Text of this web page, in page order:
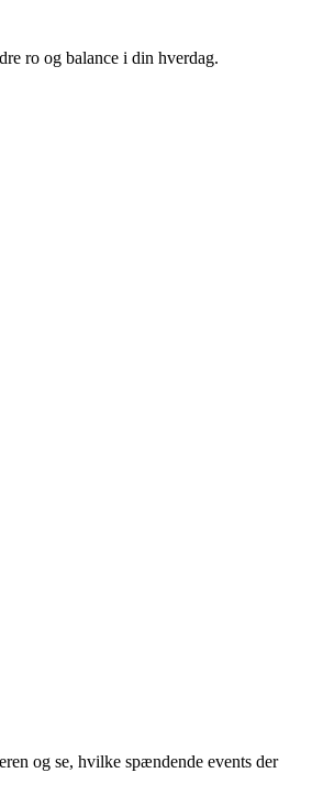
ro og balance i din hverdag.
og se, hvilke spændende events der